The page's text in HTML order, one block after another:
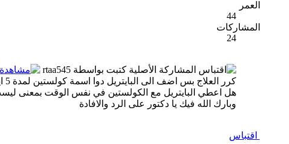
العمر
44
المشاركات
24
المشاركة الأصلية كتبت بواسطة rtaa545
كرر العلاج بس اضف الى البايتريل دوا اسمة كولستين لمدة 5 ايام بس حافظ على درجة حرارة لا تقل عن 32 درجة
هل اعطي البايتريل مع الكولستين في نفس الوقت بمعنى
وبارك الله فيك يا دكتور على الرد والافادة
اقتباس